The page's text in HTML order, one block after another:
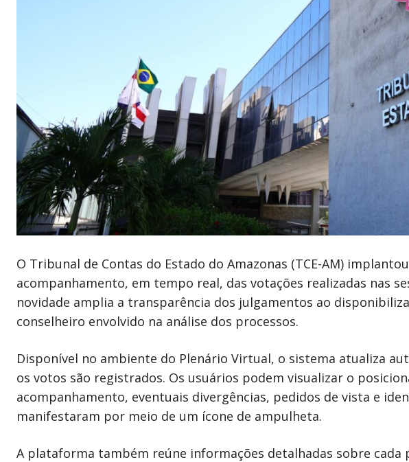
O Tribunal de Contas do Estado do Amazonas (TCE-AM)
acompanhamento, em tempo real, das votações realizadas nas
novidade amplia a transparência dos julgamentos ao
conselheiro envolvido na análise dos processos.
Disponível no ambiente do Plenário Virtual, o sistema atualiza
os votos são registrados. Os usuários podem visualizar o
acompanhamento, eventuais divergências, pedidos de vista e
manifestaram por meio de um ícone de ampulheta.
A plataforma também reúne informações detalhadas sobre cada